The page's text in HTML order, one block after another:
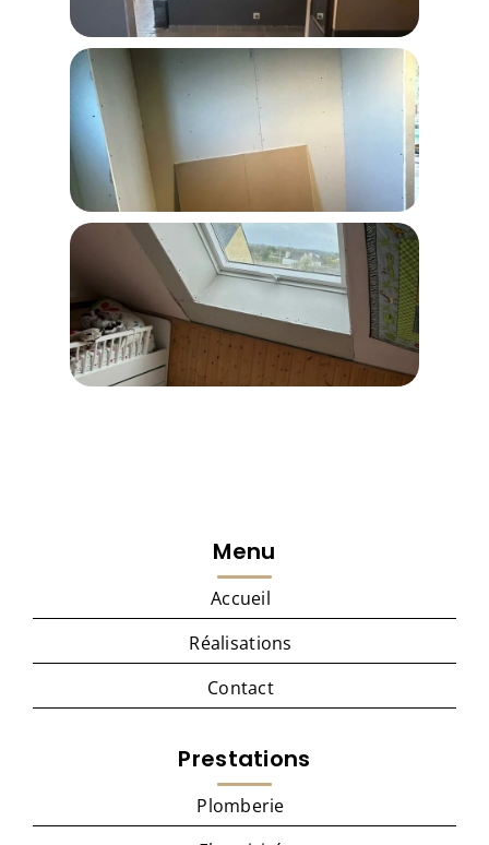
Menu
Accueil
Réalisations
Contact
Prestations
Plomberie